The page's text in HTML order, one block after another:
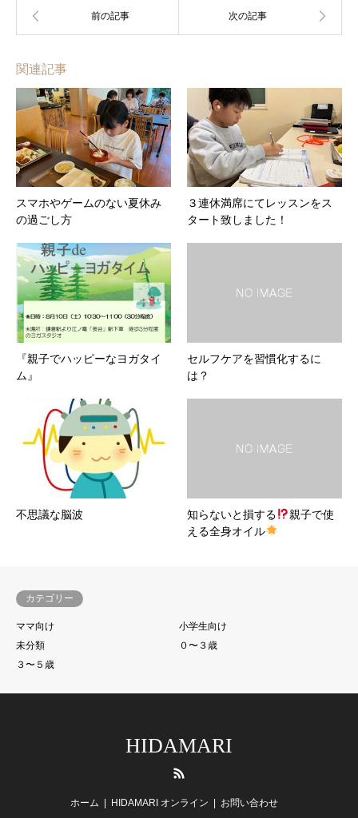
関連記事
スマホやゲームのない夏休み
の過ごし方
３連休満席にてレッスンをス
タート致しました！
『親子でハッピーなヨガタイ
ム』
セルフケアを習慣化するに
は？
不思議な脳波 知らないと損する
親子で使
える全身オイル
カテゴリー
ママ向け
小学生向け
未分類
０〜３歳
３〜５歳
HIDAMARI
ホーム HIDAMARI オンライン お問い合わせ